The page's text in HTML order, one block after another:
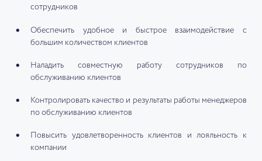
сотрудников
Обеспечить удобное и быстрое взаимодействие с
большим количеством клиентов
Наладить совместную работу сотрудников по
обслуживанию клиентов
Контролировать качество и результаты работы менеджеров
по обслуживанию клиентов
Повысить удовлетворенность клиентов и лояльность к
компании